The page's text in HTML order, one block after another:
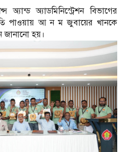
অ্যান্ড অ্যাডমিনিস্ট্রেশন বিভাগের
পাওয়ায় আ ন ম জুবায়ের খানকে
জানানো হয়।